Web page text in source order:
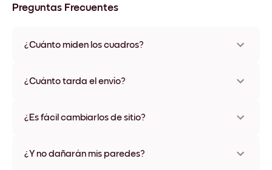
Preguntas Frecuentes
¿Cuánto miden los cuadros?
materiales y colores de marco, incluidas opciones sin marco y
¿Cuánto tarda el envío?
disponibles en algunos países. Te enviaremos un número de
¿Es fácil cambiarlos de sitio?
ningún daño
¿Y no dañarán mis paredes?